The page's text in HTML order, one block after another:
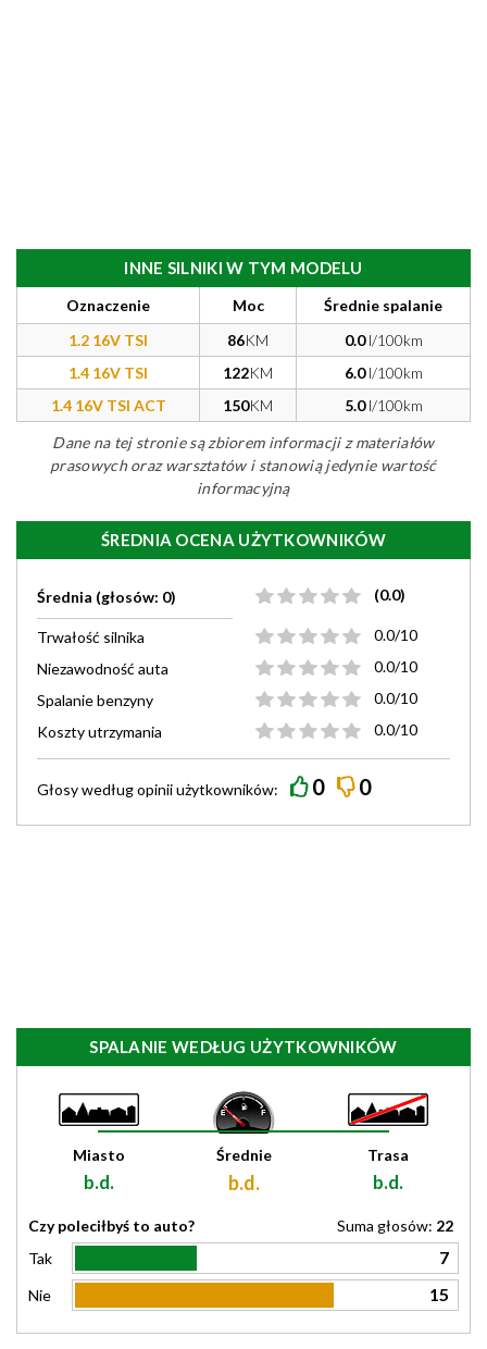
INNE SILNIKI W TYM MODELU
Oznaczenie Moc
Średnie spalanie
1.2 16V TSI
86KM 0.0l/100km
1.4 16V TSI
122KM 6.0l/100km
1.4 16V TSI ACT
150KM 5.0l/100km
Dane na tej stronie są zbiorem informacji z materiałów
prasowych oraz warsztatów i stanowią jedynie wartość
informacyjną
ŚREDNIA OCENA UŻYTKOWNIKÓW
Średnia (głosów: 0) (0.0)
Trwałość silnika
0.0/10
Niezawodność auta
0.0/10
Spalanie benzyny
0.0/10
Koszty utrzymania
0.0/10
Głosy wedługopiniiużytkowników: 0 0
SPALANIE WEDŁUG UŻYTKOWNIKÓW
Miasto
b.d.
Średnie
b.d.
Trasa
b.d.
Czy poleciłbyś to auto? Suma głosów: 22
Tak
7
Nie 15